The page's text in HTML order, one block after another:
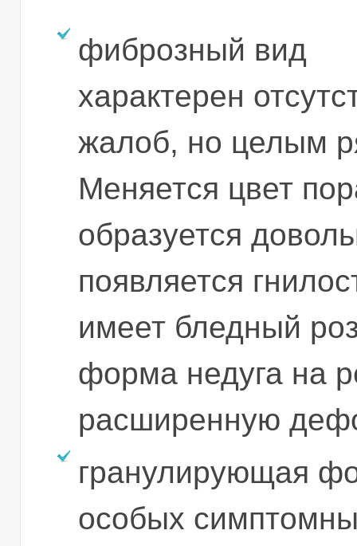
фиброзный вид
характерен
жалоб, но целым
Меняется цвет
образуется
появляется
имеет бледный
форма недуга на
расширенную
гранулирующая
особых